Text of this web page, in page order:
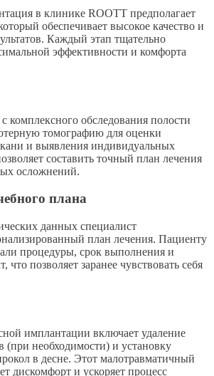
в клинике ROOTT предполагает
обеспечивает высокое качество и
Каждый этап тщательно
эффективности и комфорта
комплексного обследования полости
томографию для оценки
и выявления индивидуальных
составить точный план лечения
осложнений.
плана
данных специалист
план лечения. Пациенту
процедуры, срок выполнения и
что позволяет заранее чувствовать себя
имплантации включает удаление
(при необходимости) и установку
в десне. Этот малотравматичный
дискомфорт и ускоряет процесс